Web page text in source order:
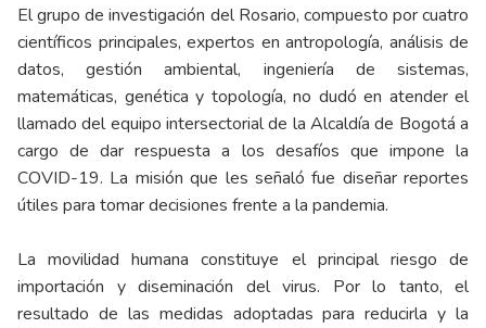
El grupo de investigación del Rosario, compuesto por cuatro
científicos principales, expertos en antropología, análisis de
datos, gestión ambiental, ingeniería de sistemas,
matemáticas, genética y topología, no dudó en atender el
llamado del equipo intersectorial de la Alcaldía de Bogotá a
cargo de dar respuesta a los desafíos que impone la
COVID-19. La misión que les señaló fue diseñar reportes
útiles para tomar decisiones frente a la pandemia.
La movilidad humana constituye el principal riesgo de
importación y diseminación del virus. Por lo tanto, el
resultado de las medidas adoptadas para reducirla y la